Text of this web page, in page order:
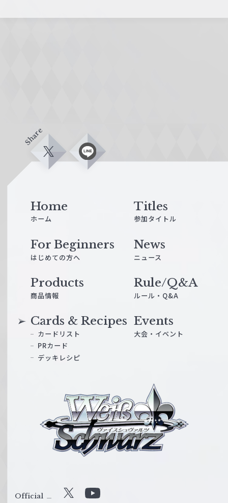
Share
X L
ス
ル
Home
ホーム
Titles
参加タイトル
For Beginners
はじめての方へ
News
ニュース
Products
商品情報
Cards & Recipes
カードリスト
PRカード
デッキレシピ
Events
大会・イベント
Rule/Q&A
ルール・Q&A
Official X